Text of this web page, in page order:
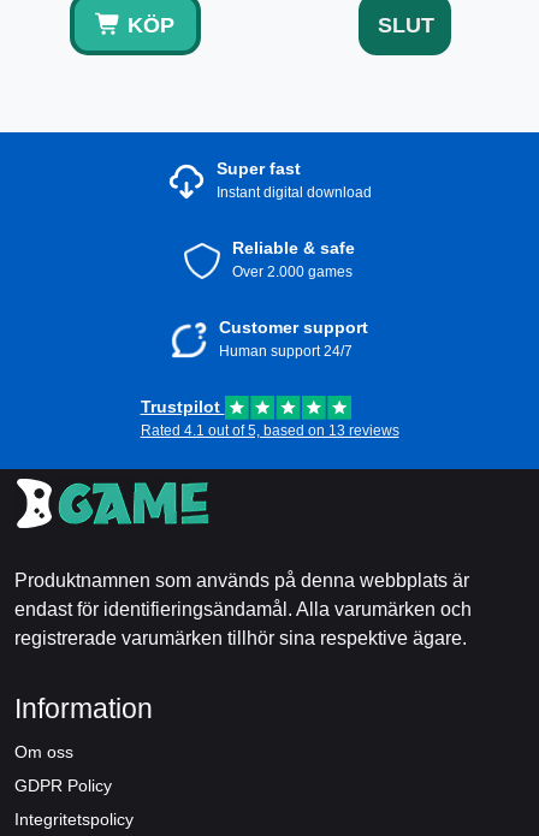
KÖP SLUT
Super fast
Instant digital download
Reliable & safe
Over 2.000 games
Customer support
Human support 24/7
Trustpilot
Rated 4.1 out of 5, based on 13 reviews
Produktnamnen som används på denna webbplats är
endast för identifieringsändamål. Alla varumärken och
registrerade varumärken tillhör sina respektive ägare.
Information
Om oss
GDPR Policy
Integritetspolicy